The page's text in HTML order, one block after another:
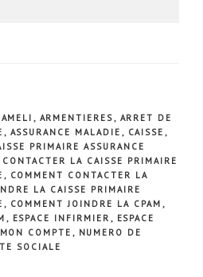
AMELI , ARMENTIERES, ARRET DE
, ASSURANCE MALADIE , CAISSE ,
PRIMAIRE ASSURANCE
LA CAISSE PRIMAIRE
, COMMENT CONTACTER LA
LA CAISSE PRIMAIRE
, COMMENT JOINDRE LA CPAM ,
, ESPACE INFIRMIER , ESPACE
MON COMPTE , NUMERO DE
SOCIALE